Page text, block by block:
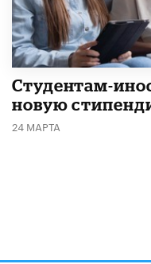
Студентам-
новую
24 МАРТА